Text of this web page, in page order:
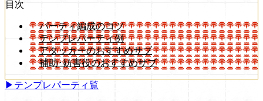
目次
パーティ編成のコツ
テンプレパーティ例
アタッカーのおすすめサブ
補助･妨害役のおすすめサブ
▶テンプレパーティ覧